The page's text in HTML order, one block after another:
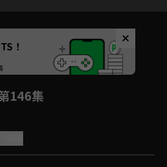
諒
！
146集